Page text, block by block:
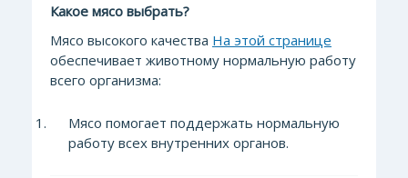
Какое мясо выбрать?
Мясо высокого качества На этой странице
обеспечивает животному нормальную работу
всего организма:
Мясо помогает поддержать нормальную
работу всех внутренних органов.